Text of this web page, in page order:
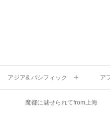
アジア& パシフィック ア
魔都に魅せられてfrom上海